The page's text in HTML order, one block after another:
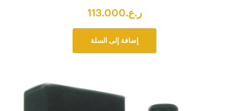
ر.ع.113.000
إضافة إلى السلة